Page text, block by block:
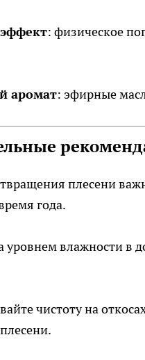
: физическое
аромат: эфирные
плесени
года.
уровнем влажности в
чистоту на